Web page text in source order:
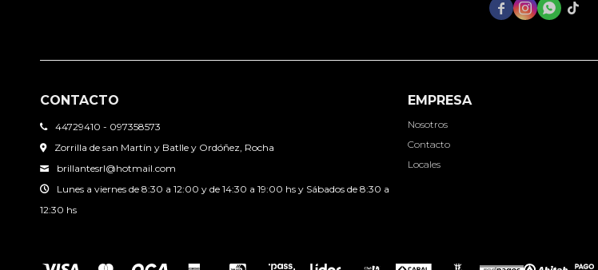
CONTACTO
44729410 - 097358573
Zorrilla de san Martín y Batlle y Ordóñez, Rocha
brillantesrl@hotmail.com
Lunes a viernes de 8:30 a 12:00 y de 14:30 a 19:00 hs y Sábados de 8:30 a
12:30 hs
EMPRESA
Nosotros
Contacto
Locales
   